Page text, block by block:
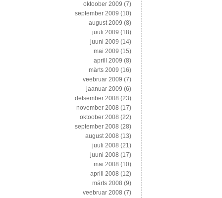
oktoober 2009 (7)
september 2009 (10)
august 2009 (8)
juuli 2009 (18)
juuni 2009 (14)
mai 2009 (15)
aprill 2009 (8)
märts 2009 (16)
veebruar 2009 (7)
jaanuar 2009 (6)
detsember 2008 (23)
november 2008 (17)
oktoober 2008 (22)
september 2008 (28)
august 2008 (13)
juuli 2008 (21)
juuni 2008 (17)
mai 2008 (10)
aprill 2008 (12)
märts 2008 (9)
veebruar 2008 (7)